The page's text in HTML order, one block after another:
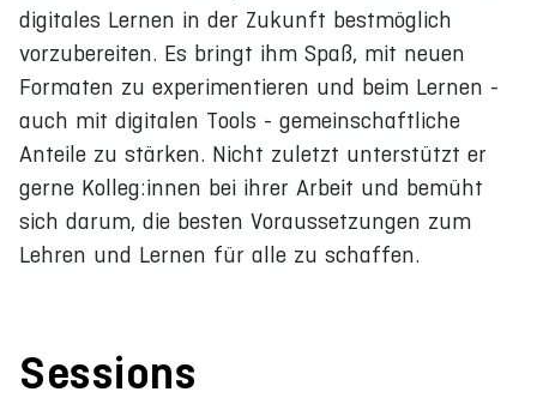
digitales Lernen in der Zukunft bestmöglich
vorzubereiten. Es bringt ihm Spaß, mit neuen
Formaten zu experimentieren und beim Lernen -
auch mit digitalen Tools - gemeinschaftliche
Anteile zu stärken. Nicht zuletzt unterstützt er
gerne Kolleg:innen bei ihrer Arbeit und bemüht
sich darum, die besten Voraussetzungen zum
Lehren und Lernen für alle zu schaffen.
Sessions